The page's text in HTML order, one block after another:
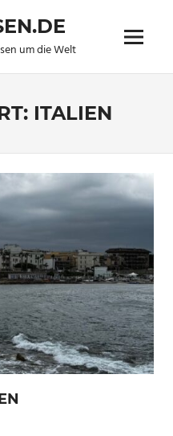
um die Welt Menü
ITALIEN